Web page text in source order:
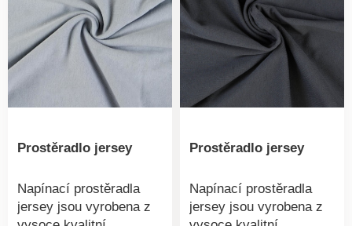
Prostěradlo jersey
Napínací prostěradla
jersey jsou vyrobena z
Prostěradlo jersey
Napínací prostěradla
jersey jsou vyrobena z